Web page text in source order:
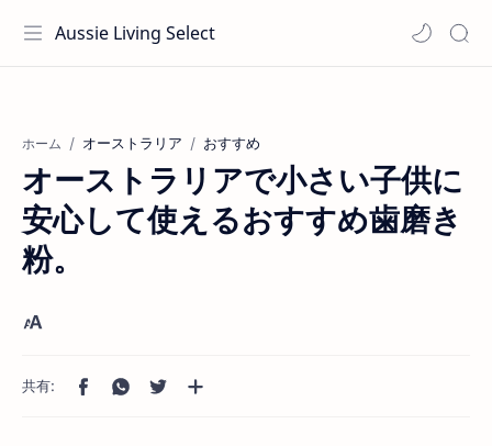
Aussie Living Select
ホーム オーストラリア おすすめ
オーストラリアで小さい子供に
安心して使えるおすすめ歯磨き
粉。